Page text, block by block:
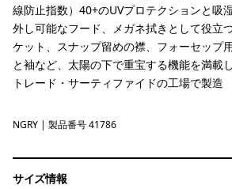
線防止指数）40+のUVプロテクションと吸
外し可能なフード、メガネ拭きとして役立
ケット、スナップ留めの襟、フォーセップ
と袖など、太陽の下で重宝する機能を満載
トレード・サーティファイドの工場で製造
Noble Grey
NGRY | 製品番号 41786
サイズ情報